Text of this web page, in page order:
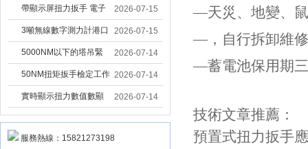
手 工地扣件扭矩扳手品
牌
力扳手 工業緊固專用數
顯扭力工具廠家
帶顯示屏扭力扳手 電子
數顯扭力扳手 20NM精
準可調力矩扳手品牌
2026-07-15
3噸無線數字測力計港口
吊裝專用
2026-07-15
5000NM以下的塔吊緊
固大扭力電動扳手 塔機
安裝電動扳手廠家
2026-07-14
50NM扭矩扳手檢定工作
臺 高精度扭力校準設備
扳手精度檢定設備廠家
2026-07-14
實時顯示扭力數值數顯
扭力扳手 工業數顯扭力
扳手數據可顯示品牌
2026-07-14
服務熱線：15821273198
—天災、地變、鼠
—，自行拆卸維
—蓄電池保用期
技術文章推薦：
預置式扭力扳手